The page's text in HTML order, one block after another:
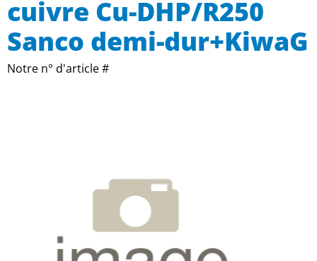
cuivre Cu-DHP/R250
Sanco demi-dur+KiwaG
Notre n° d'article #